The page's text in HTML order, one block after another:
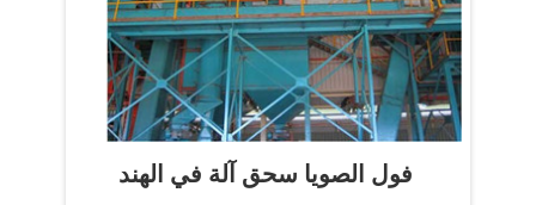
فول الصويا سحق آلة في الهند